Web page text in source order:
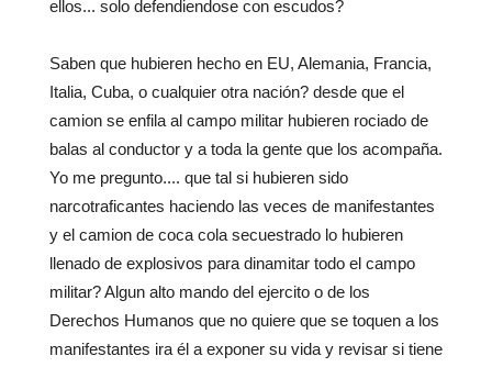
ellos... solo defendiendose con escudos?
Saben que hubieren hecho en EU, Alemania, Francia,
Italia, Cuba, o cualquier otra nación? desde que el
camion se enfila al campo militar hubieren rociado de
balas al conductor y a toda la gente que los acompaña.
Yo me pregunto.... que tal si hubieren sido
narcotraficantes haciendo las veces de manifestantes
y el camion de coca cola secuestrado lo hubieren
llenado de explosivos para dinamitar todo el campo
militar? Algun alto mando del ejercito o de los
Derechos Humanos que no quiere que se toquen a los
manifestantes ira él a exponer su vida y revisar si tiene